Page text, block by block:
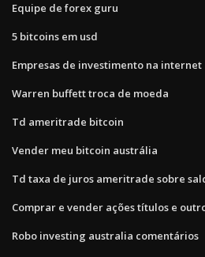
Equipe de forex guru
5 bitcoins em usd
Empresas de investimento na internet
Warren buffett troca de moeda
Td ameritrade bitcoin
Vender meu bitcoin austrália
Td taxa de juros ameritrade sobre
Comprar e vender ações títulos e
Robo investing australia comentários